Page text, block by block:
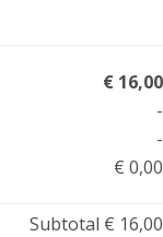
€ 16,00
-
-
€ 0,00
Subtotal € 16,00